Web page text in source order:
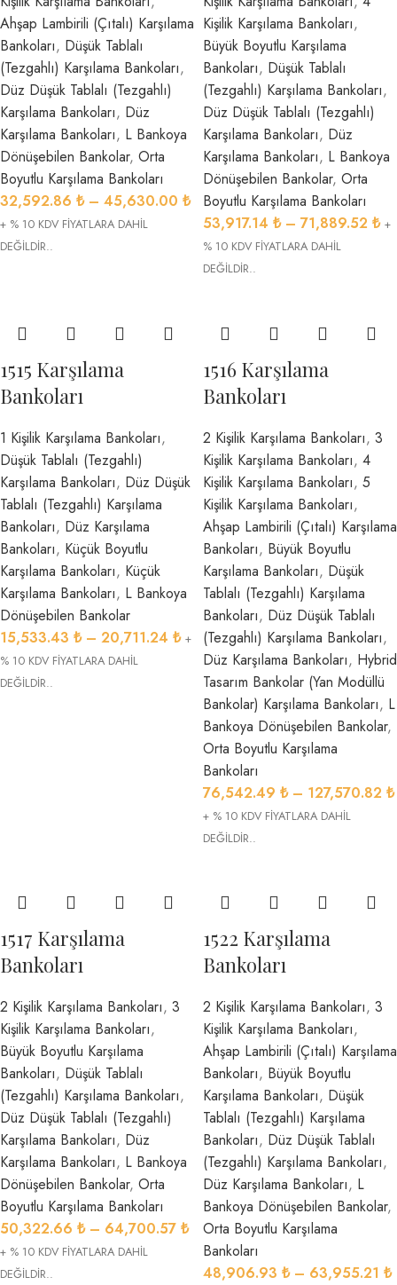
Ahşap Lambirili (Çıtalı) Karşılama
Bankoları, Düşük Tablalı
(Tezgahlı) Karşılama Bankoları,
Düz Düşük Tablalı (Tezgahlı)
Karşılama Bankoları, Düz
Karşılama Bankoları, L Bankoya
Dönüşebilen Bankolar, Orta
Boyutlu Karşılama Bankoları
32,592.86 ₺ – 45,630.00 ₺
+ % 10 KDV FİYATLARA DAHİL
DEĞİLDİR..
Kişilik Karşılama Bankoları,
Büyük Boyutlu Karşılama
Bankoları, Düşük Tablalı
(Tezgahlı) Karşılama Bankoları,
Düz Düşük Tablalı (Tezgahlı)
Karşılama Bankoları, Düz
Karşılama Bankoları, L Bankoya
Dönüşebilen Bankolar, Orta
Boyutlu Karşılama Bankoları
53,917.14 ₺ – 71,889.52 ₺ +
% 10 KDV FİYATLARA DAHİL
DEĞİLDİR..
1515 Karşılama
Bankoları
1 Kişilik Karşılama Bankoları,
Düşük Tablalı (Tezgahlı)
Karşılama Bankoları, Düz Düşük
Tablalı (Tezgahlı) Karşılama
Bankoları, Düz Karşılama
Bankoları, Küçük Boyutlu
Karşılama Bankoları, Küçük
Karşılama Bankoları, L Bankoya
Dönüşebilen Bankolar
15,533.43 ₺ – 20,711.24 ₺ +
% 10 KDV FİYATLARA DAHİL
DEĞİLDİR..
1516 Karşılama
Bankoları
2 Kişilik Karşılama Bankoları, 3
Kişilik Karşılama Bankoları, 4
Kişilik Karşılama Bankoları, 5
Kişilik Karşılama Bankoları,
Ahşap Lambirili (Çıtalı) Karşılama
Bankoları, Büyük Boyutlu
Karşılama Bankoları, Düşük
Tablalı (Tezgahlı) Karşılama
Bankoları, Düz Düşük Tablalı
(Tezgahlı) Karşılama Bankoları,
Düz Karşılama Bankoları, Hybrid
Tasarım Bankolar (Yan Modüllü
Bankolar) Karşılama Bankoları, L
Bankoya Dönüşebilen Bankolar,
Orta Boyutlu Karşılama
Bankoları
76,542.49 ₺ – 127,570.82 ₺
+ % 10 KDV FİYATLARA DAHİL
DEĞİLDİR..
1517 Karşılama
Bankoları
2 Kişilik Karşılama Bankoları, 3
Kişilik Karşılama Bankoları,
Büyük Boyutlu Karşılama
Bankoları, Düşük Tablalı
(Tezgahlı) Karşılama Bankoları,
Düz Düşük Tablalı (Tezgahlı)
Karşılama Bankoları, Düz
Karşılama Bankoları, L Bankoya
Dönüşebilen Bankolar, Orta
Boyutlu Karşılama Bankoları
50,322.66 ₺ – 64,700.57 ₺
+ % 10 KDV FİYATLARA DAHİL
DEĞİLDİR..
1522 Karşılama
Bankoları
2 Kişilik Karşılama Bankoları, 3
Kişilik Karşılama Bankoları,
Ahşap Lambirili (Çıtalı) Karşılama
Bankoları, Büyük Boyutlu
Karşılama Bankoları, Düşük
Tablalı (Tezgahlı) Karşılama
Bankoları, Düz Düşük Tablalı
(Tezgahlı) Karşılama Bankoları,
Düz Karşılama Bankoları, L
Bankoya Dönüşebilen Bankolar,
Orta Boyutlu Karşılama
Bankoları
48,906.93 ₺ – 63,955.21 ₺